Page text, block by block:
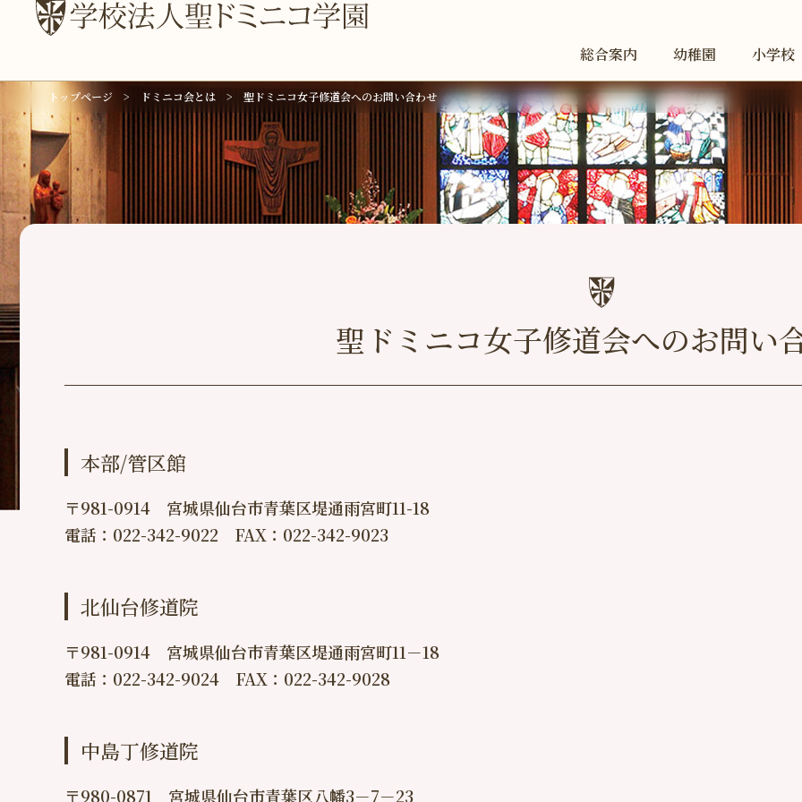
総合案内 幼稚園 小学校
トップページ ドミニコ会とは 聖ドミニコ女子修道会へのお問い合わせ
聖ドミニコ女子修道会へのお問い
本部/管区館
〒981-0914 宮城県仙台市青葉区堤通雨宮町11-18
電話：022-342-9022 FAX：022-342-9023
北仙台修道院
〒981-0914 宮城県仙台市青葉区堤通雨宮町11－18
電話：022-342-9024 FAX：022-342-9028
中島丁修道院
〒980-0871 宮城県仙台市青葉区八幡3－7－23